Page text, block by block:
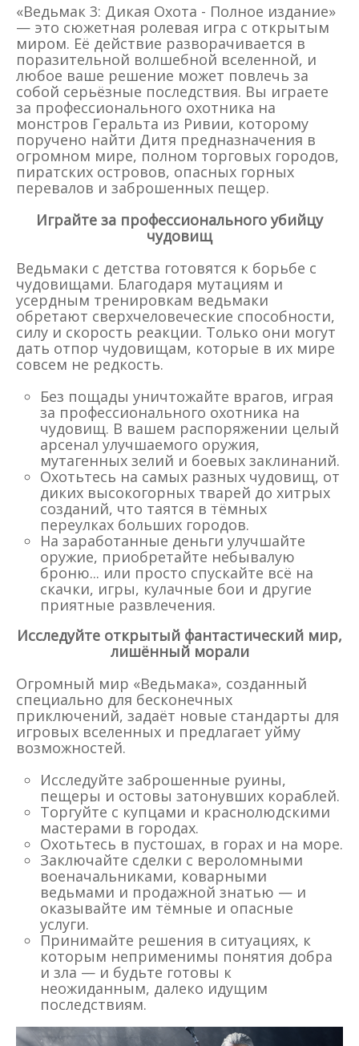
«Ведьмак 3: Дикая Охота - Полное издание»
— это сюжетная ролевая игра с открытым
миром. Её действие разворачивается в
поразительной волшебной вселенной, и
любое ваше решение может повлечь за
собой серьёзные последствия. Вы играете
за профессионального охотника на
монстров Геральта из Ривии, которому
поручено найти Дитя предназначения в
огромном мире, полном торговых городов,
пиратских островов, опасных горных
перевалов и заброшенных пещер.
Играйте за профессионального убийцу
чудовищ
Ведьмаки с детства готовятся к борьбе с
чудовищами. Благодаря мутациям и
усердным тренировкам ведьмаки
обретают сверхчеловеческие способности,
силу и скорость реакции. Только они могут
дать отпор чудовищам, которые в их мире
совсем не редкость.
Без пощады уничтожайте врагов, играя
за профессионального охотника на
чудовищ. В вашем распоряжении целый
арсенал улучшаемого оружия,
мутагенных зелий и боевых заклинаний.
Охотьтесь на самых разных чудовищ, от
диких высокогорных тварей до хитрых
созданий, что таятся в тёмных
переулках больших городов.
На заработанные деньги улучшайте
оружие, приобретайте небывалую
броню... или просто спускайте всё на
скачки, игры, кулачные бои и другие
приятные развлечения.
Исследуйте открытый фантастический мир,
лишённый морали
Огромный мир «Ведьмака», созданный
специально для бесконечных
приключений, задаёт новые стандарты для
игровых вселенных и предлагает уйму
возможностей.
Исследуйте заброшенные руины,
пещеры и остовы затонувших кораблей.
Торгуйте с купцами и краснолюдскими
мастерами в городах.
Охотьтесь в пустошах, в горах и на море.
Заключайте сделки с вероломными
военачальниками, коварными
ведьмами и продажной знатью — и
оказывайте им тёмные и опасные
услуги.
Принимайте решения в ситуациях, к
которым неприменимы понятия добра
и зла — и будьте готовы к
неожиданным, далеко идущим
последствиям.